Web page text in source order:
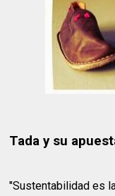
Tada y su
"Sustentabilidad es